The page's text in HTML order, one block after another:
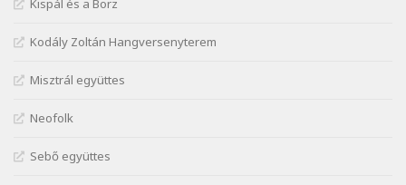
Márai Sándor: Ámen
Szélkiáltó
Márai Sándor: Dalocska
Márai Sándor: Együgyű vers gyorsvonatban
Kispál és a Borz
Kodály Zoltán Hangversenyterem
Misztrál együttes
Neofolk
Sebő együttes